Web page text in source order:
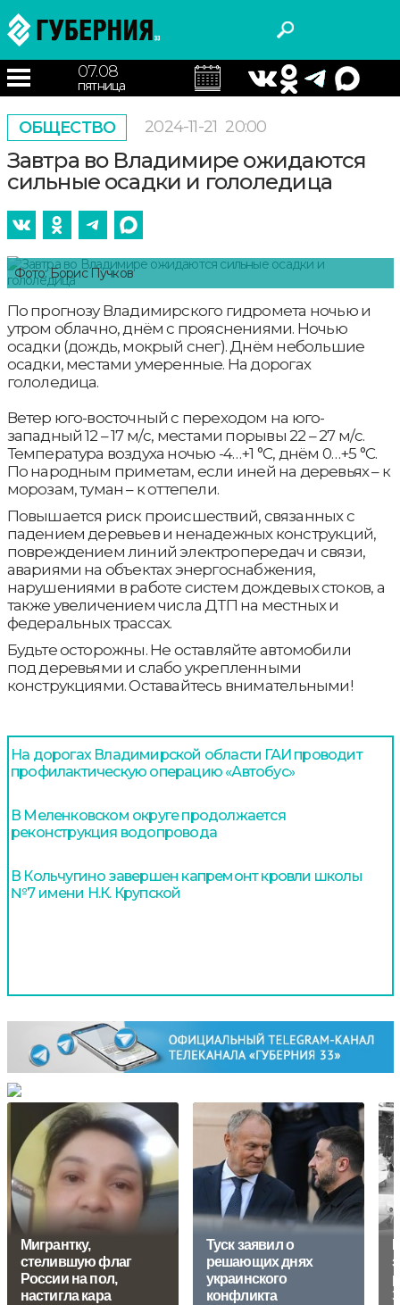
07.08
пятница
ОБЩЕСТВО 2024-11-21 20:00
Завтра во Владимире ожидаются
сильные осадки и гололедица
Фото: Борис Пучков
По прогнозу Владимирского гидромета ночью и
утром облачно, днём с прояснениями. Ночью
осадки (дождь, мокрый снег). Днём небольшие
осадки, местами умеренные. На дорогах
гололедица.
Ветер юго-восточный с переходом на юго-
западный 12 – 17 м/с, местами порывы 22 – 27 м/с.
Температура воздуха ночью -4…+1 °С, днём 0…+5 °С.
По народным приметам, если иней на деревьях – к
морозам, туман – к оттепели.
Повышается риск происшествий, связанных с
падением деревьев и ненадежных конструкций,
повреждением линий электропередач и связи,
авариями на объектах энергоснабжения,
нарушениями в работе систем дождевых стоков, а
также увеличением числа ДТП на местных и
федеральных трассах.
Будьте осторожны. Не оставляйте автомобили
под деревьями и слабо укрепленными
конструкциями. Оставайтесь внимательными!
На дорогах Владимирской области ГАИ проводит
профилактическую операцию «Автобус»
В Меленковском округе продолжается
реконструкция водопровода
В Кольчугино завершен капремонт кровли школы
№7 имени Н.К. Крупской
Мигрантку,
стелившую флаг
России на пол,
настигла кара
Туск заявил о
решающих днях
украинского
конфликта